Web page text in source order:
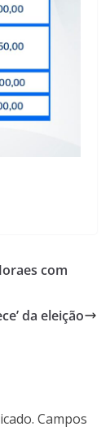
e
com
da eleição
Campos